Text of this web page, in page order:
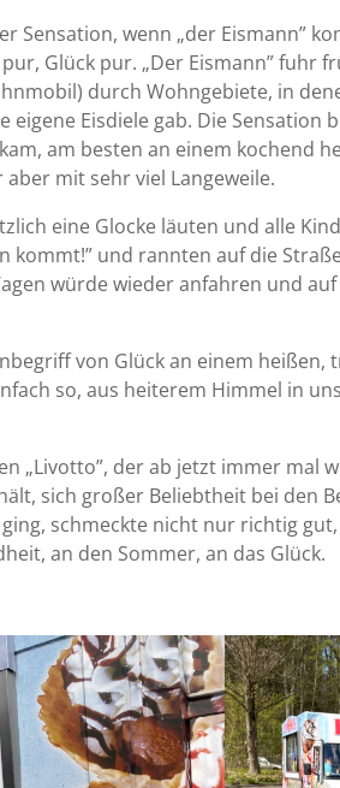
Sensation, wenn „der Eismann”
Glück pur. „Der Eismann” fuhr
durch Wohngebiete, in
Eisdiele gab. Die Sensation
am besten an einem kochend
mit sehr viel Langeweile.
eine Glocke läuten und alle
kommt!” und rannten auf die
würde wieder anfahren und
von Glück an einem heißen,
so, aus heiterem Himmel in
„Livotto”, der ab jetzt immer mal
sich großer Beliebtheit bei den
ging, schmeckte nicht nur richtig
an den Sommer, an das Glück.